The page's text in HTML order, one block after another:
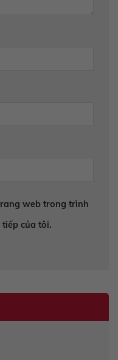
web trong trình
của tôi.